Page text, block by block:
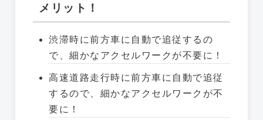
メリット！
渋滞時に前方車に自動で追従するの
で、細かなアクセルワークが不要に！
高速道路走行時に前方車に自動で追従
するので、細かなアクセルワークが不
要に！